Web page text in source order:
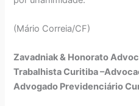
(Mário Correia/CF)
Zavadniak & Honorato
Trabalhista Curitiba
Advogado Previdenciário